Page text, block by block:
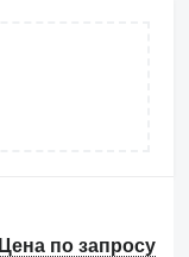
Цена по запросу